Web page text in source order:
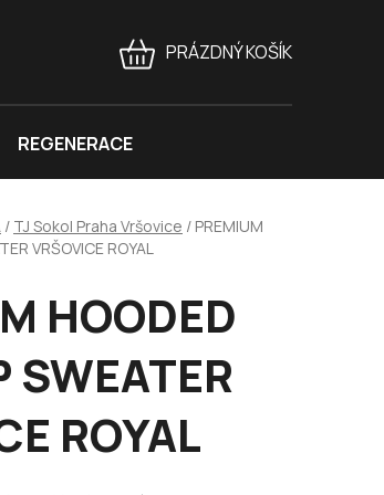
NÁKUPNÍ
KOŠÍK
PRÁZDNÝ KOŠÍK
REGENERACE
/ TJ Sokol Praha Vršovice / PREMIUM
VRŠOVICE ROYAL
HOODED
SWEATER
ROYAL